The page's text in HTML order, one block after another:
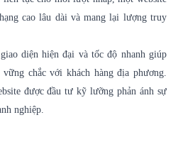
cao lâu dài và mang lại lượng truy
diện hiện đại và tốc độ nhanh giúp
chắc với khách hàng địa phương.
được đầu tư kỹ lưỡng phản ánh sự
nghiệp.